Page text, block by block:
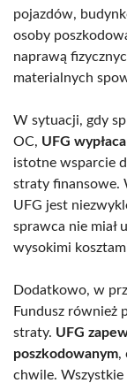
pojazdów,
osoby
naprawą
materialnych
W sytuacji, gdy
OC, UFG
istotne wsparcie
straty finansowe.
UFG jest
sprawca nie miał
wysokimi
Dodatkowo, w
Fundusz również
straty. UFG
poszkodowanym,
chwile. Wszystkie